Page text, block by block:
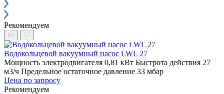
Рекомендуем
Водокольцевой вакуумный насос LWL 27
Мощность электродвигателя 0,81 кВт Быстрота действия 27
м3/ч Предельное остаточное давление 33 мбар
Цена по запросу
Рекомендуем